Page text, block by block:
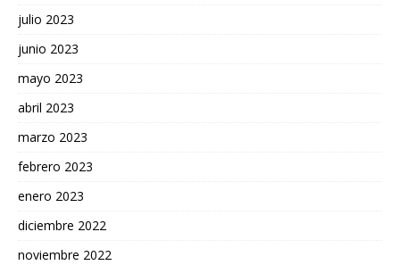
julio 2023
junio 2023
mayo 2023
abril 2023
marzo 2023
febrero 2023
enero 2023
diciembre 2022
noviembre 2022